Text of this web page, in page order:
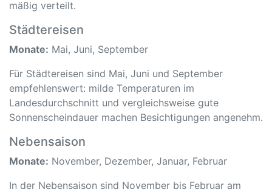
mäßig verteilt.
Städtereisen
Monate: Mai, Juni, September
Für Städtereisen sind Mai, Juni und September
empfehlenswert: milde Temperaturen im
Landesdurchschnitt und vergleichsweise gute
Sonnenscheindauer machen Besichtigungen angenehm.
Nebensaison
Monate: November, Dezember, Januar, Februar
In der Nebensaison sind November bis Februar am